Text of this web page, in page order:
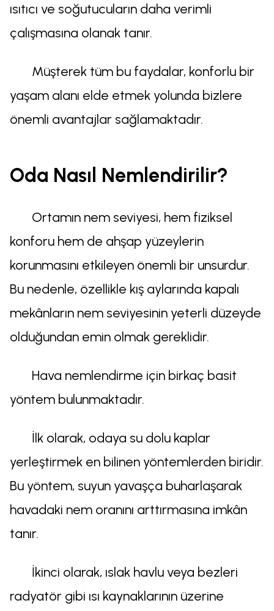
ısıtıcı ve soğutucuların daha verimli
çalışmasına olanak tanır.
Müşterek tüm bu faydalar, konforlu bir
yaşam alanı elde etmek yolunda bizlere
önemli avantajlar sağlamaktadır.
Oda Nasıl Nemlendirilir?
Ortamın nem seviyesi, hem fiziksel
konforu hem de ahşap yüzeylerin
korunmasını etkileyen önemli bir unsurdur.
Bu nedenle, özellikle kış aylarında kapalı
mekânların nem seviyesinin yeterli düzeyde
olduğundan emin olmak gereklidir.
Hava nemlendirme için birkaç basit
yöntem bulunmaktadır.
İlk olarak, odaya su dolu kaplar
yerleştirmek en bilinen yöntemlerden biridir.
Bu yöntem, suyun yavaşça buharlaşarak
havadaki nem oranını arttırmasına imkân
tanır.
İkinci olarak, ıslak havlu veya bezleri
radyatör gibi ısı kaynaklarının üzerine